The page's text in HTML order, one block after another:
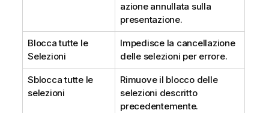
azione annullata sulla
presentazione.
Blocca tutte le
Selezioni
Impedisce la cancellazione
delle selezioni per errore.
Sblocca tutte le
selezioni
Rimuove il blocco delle
selezioni descritto
precedentemente.